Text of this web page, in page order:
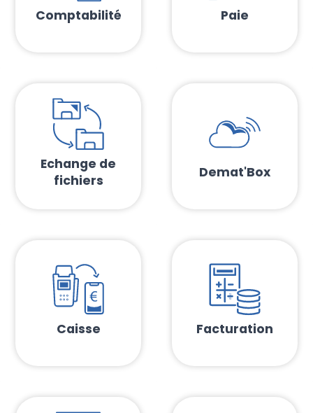
Comptabilité Paie
Echange de
fichiers
Demat'Box
Caisse Facturation